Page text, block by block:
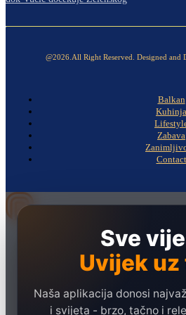
@2026.All Right Reserved. Designed and
Balkan
Kuhinja
Zabava
Contact
Sve
Uvijek uz
Naša aplikacija donosi
i svijeta - brzo, tačno i
Hronika